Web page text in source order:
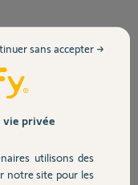
vendu à un ami. J’ai
pas de suite.
vie privée
utilisons des
notre site pour les
sans accepter →